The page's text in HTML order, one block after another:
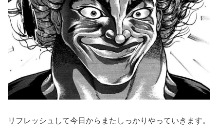
リフレッシュして今日からまたしっかりやっていきます。